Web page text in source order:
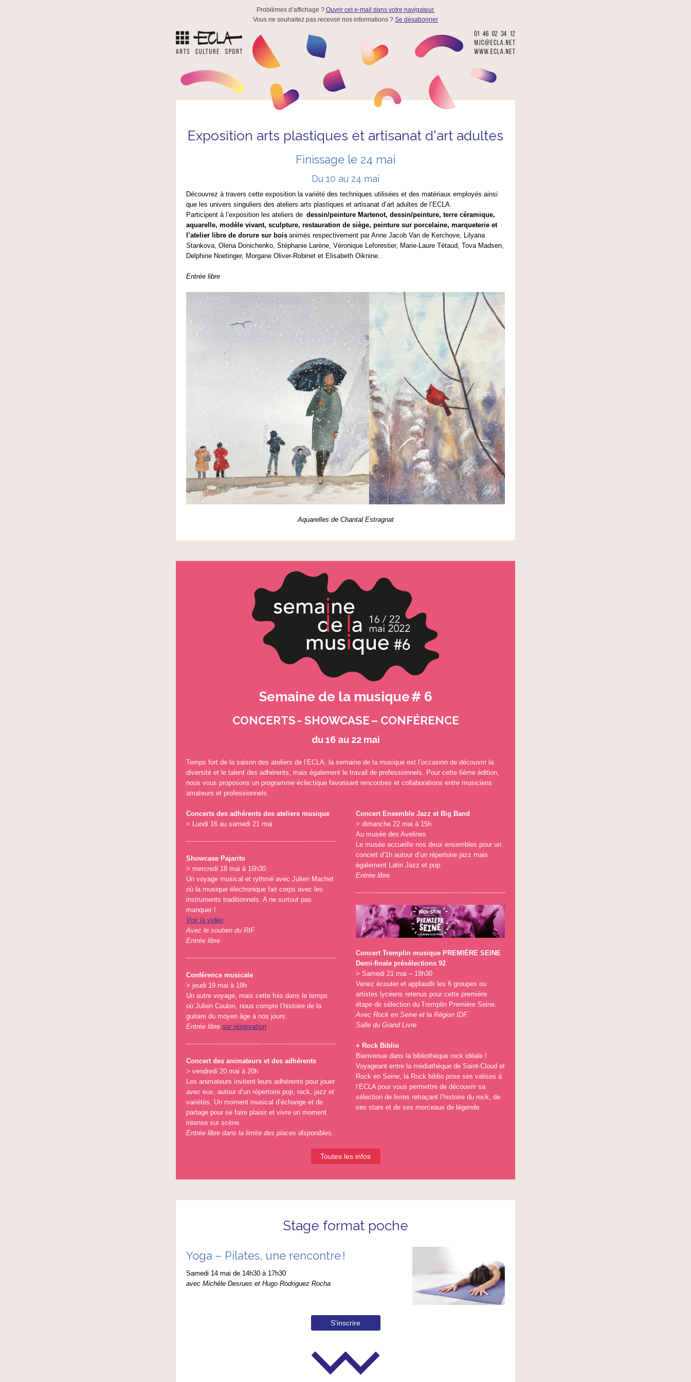
Problèmes d’affichage ? Ouvrir cet e-mail dans votre navigateur.
Vous ne souhaitez pas recevoir nos informations ? Se désabonner
Exposition arts plastiques et artisanat d'art adultes
Finissage le 24 mai
Du 10 au 24 mai
Découvrez à travers cette exposition la variété des techniques utilisées et des matériaux employés ainsi
que les univers singuliers des ateliers arts plastiques et artisanat d’art adultes de l’ECLA.
Participent à l’exposition les ateliers de dessin/peinture Martenot, dessin/peinture, terre céramique,
aquarelle, modèle vivant, sculpture, restauration de siège, peinture sur porcelaine, marqueterie et
l’atelier libre de dorure sur bois animés respectivement par Anne Jacob Van de Kerchove, Lilyana
Stankova, Olena Donichenko, Stéphanie Larène, Véronique Leforestier, Marie-Laure Tétaud, Tova Madsen,
Delphine Noetinger, Morgane Oliver-Robinet et Elisabeth Oiknine.
Entrée libre
Aquarelles de Chantal Estragnat
Semaine de la musique # 6
CONCERTS - SHOWCASE – CONFÉRENCE
du 16 au 22 mai
Temps fort de la saison des ateliers de l’ECLA, la semaine de la musique est l’occasion de découvrir la
diversité et le talent des adhérents, mais également le travail de professionnels. Pour cette 6ème édition,
nous vous proposons un programme éclectique favorisant rencontres et collaborations entre musiciens
amateurs et professionnels.
Concerts des adhérents des ateliers musique
> Lundi 16 au samedi 21 mai
Showcase Pajarito
> mercredi 18 mai à 16h30
Un voyage musical et rythmé avec Julien Machet
où la musique électronique fait corps avec les
instruments traditionnels. A ne surtout pas
manquer !
Voir la vidéo
Avec le soutien du RIF
Entrée libre
Conférence musicale
> jeudi 19 mai à 19h
Un autre voyage, mais cette fois dans le temps
où Julien Coulon, nous compte l’histoire de la
guitare du moyen âge à nos jours.
Entrée libre sur réservation
Concert des animateurs et des adhérents
> vendredi 20 mai à 20h
Les animateurs invitent leurs adhérents pour jouer
avec eux, autour d’un répertoire pop, rock, jazz et
variétés. Un moment musical d’échange et de
partage pour se faire plaisir et vivre un moment
intense sur scène.
Entrée libre dans la limite des places disponibles.
Concert Ensemble Jazz et Big Band
> dimanche 22 mai à 15h
Au musée des Avelines
Le musée accueille nos deux ensembles pour un
concert d’1h autour d’un répertoire jazz mais
également Latin Jazz et pop.
Entrée libre
Concert Tremplin musique PREMIÈRE SEINE
Demi-finale présélections 92
> Samedi 21 mai – 19h30
Venez écouter et applaudir les 6 groupes ou
artistes lycéens retenus pour cette première
étape de sélection du Tremplin Première Seine.
Avec Rock en Seine et la Région IDF.
Salle du Grand Livre
+ Rock Biblio
Bienvenue dans la bibliothèque rock idéale !
Voyageant entre la médiathèque de Saint-Cloud et
Rock en Seine, la Rock biblio pose ses valises à
l‘ECLA pour vous permettre de découvrir sa
sélection de livres retraçant l‘histoire du rock, de
ses stars et de ses morceaux de légende.
Toutes les infos
Stage format poche
Yoga – Pilates, une rencontre !
Samedi 14 mai de 14h30 à 17h30
avec Michèle Desrues et Hugo Rodriguez Rocha
S'inscrire